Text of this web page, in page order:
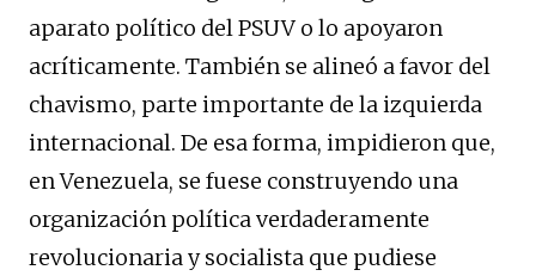
aparato político del PSUV o lo apoyaron
acríticamente. También se alineó a favor del
chavismo, parte importante de la izquierda
internacional. De esa forma, impidieron que,
en Venezuela, se fuese construyendo una
organización política verdaderamente
revolucionaria y socialista que pudiese